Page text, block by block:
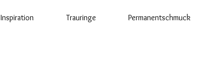
Inspiration Trauringe Permanentschmuck